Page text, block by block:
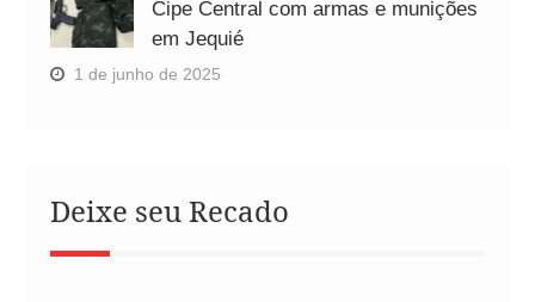
Cipe Central com armas e munições
em Jequié
1 de junho de 2025
Deixe seu Recado